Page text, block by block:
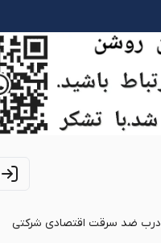
درب ضد سرقت اقتصادی شرکتی